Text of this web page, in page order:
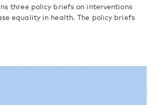
three policy briefs on interventions
equality in health. The policy briefs